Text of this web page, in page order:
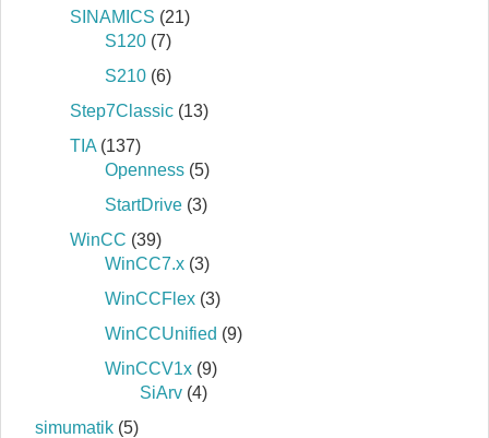
SINAMICS (21)
S120 (7)
S210 (6)
Step7Classic (13)
TIA (137)
Openness (5)
StartDrive (3)
WinCC (39)
WinCC7.x (3)
WinCCFlex (3)
WinCCUnified (9)
WinCCV1x (9)
SiArv (4)
simumatik (5)